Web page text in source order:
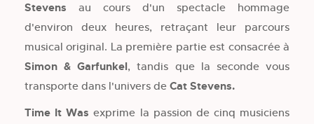
Stevens au cours d'un spectacle hommage
d'environ deux heures, retraçant leur parcours
musical original. La première partie est consacrée à
Simon & Garfunkel, tandis que la seconde vous
transporte dans l'univers de Cat Stevens.
Time It Was exprime la passion de cinq musiciens